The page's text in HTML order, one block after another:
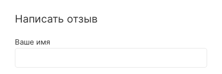
Написать отзыв
Ваше имя